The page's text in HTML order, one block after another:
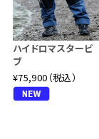
ハイドロマスタービ
ブ
¥75,900（税込）